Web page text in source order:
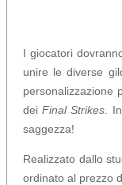
I giocatori
unire le diverse
personalizzazione
deiFinal Strikes . In
saggezza!
Realizzato dallo
ordinato al prezzo